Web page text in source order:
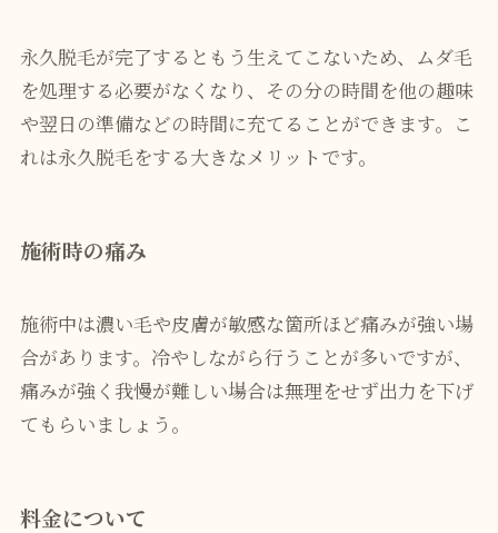
永久脱毛が完了するともう生えてこないため、ムダ毛
を処理する必要がなくなり、その分の時間を他の趣味
や翌日の準備などの時間に充てることができます。こ
れは永久脱毛をする大きなメリットです。
施術時の痛み
施術中は濃い毛や皮膚が敏感な箇所ほど痛みが強い場
合があります。冷やしながら行うことが多いですが、
痛みが強く我慢が難しい場合は無理をせず出力を下げ
てもらいましょう。
料金について